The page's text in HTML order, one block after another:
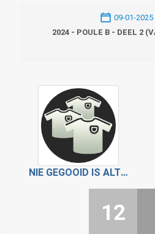
09-01-2025
2024 - POULE B - DEEL 2
NIE GEGOOID IS ALTIJD MIS
12